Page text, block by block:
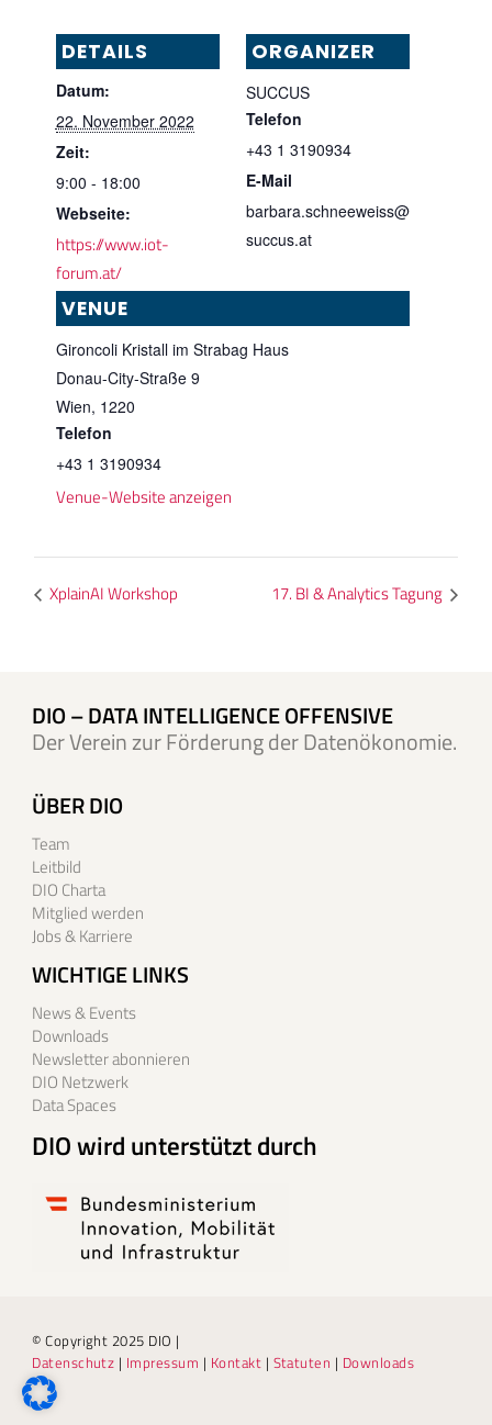
DETAILS
Datum:
22. November 2022
Zeit:
9:00 - 18:00
Webseite:
https://www.iot-
forum.at/
VENUE
Gironcoli Kristall im Strabag Haus
Donau-City-Straße 9
Wien, 1220
Telefon
+43 1 3190934
Venue-Website anzeigen
ORGANIZER
SUCCUS
Telefon
+43 1 3190934
E-Mail
barbara.schneeweiss@
succus.at
XplainAI Workshop 17. BI & Analytics Tagung
DIO – DATA INTELLIGENCE OFFENSIVE
Der Verein zur Förderung der Datenökonomie.
ÜBER DIO
Team
Leitbild
DIO Charta
Mitglied werden
Jobs & Karriere
WICHTIGE LINKS
News & Events
Downloads
Newsletter abonnieren
DIO Netzwerk
Data Spaces
DIO wird unterstützt durch
© Copyright 2025 DIO |
Datenschutz | Impressum | Kontakt | Statuten | Downloads